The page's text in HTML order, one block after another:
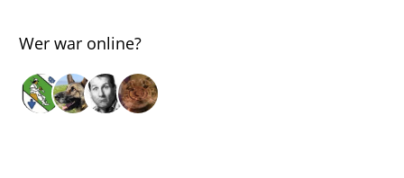
Wer war online?